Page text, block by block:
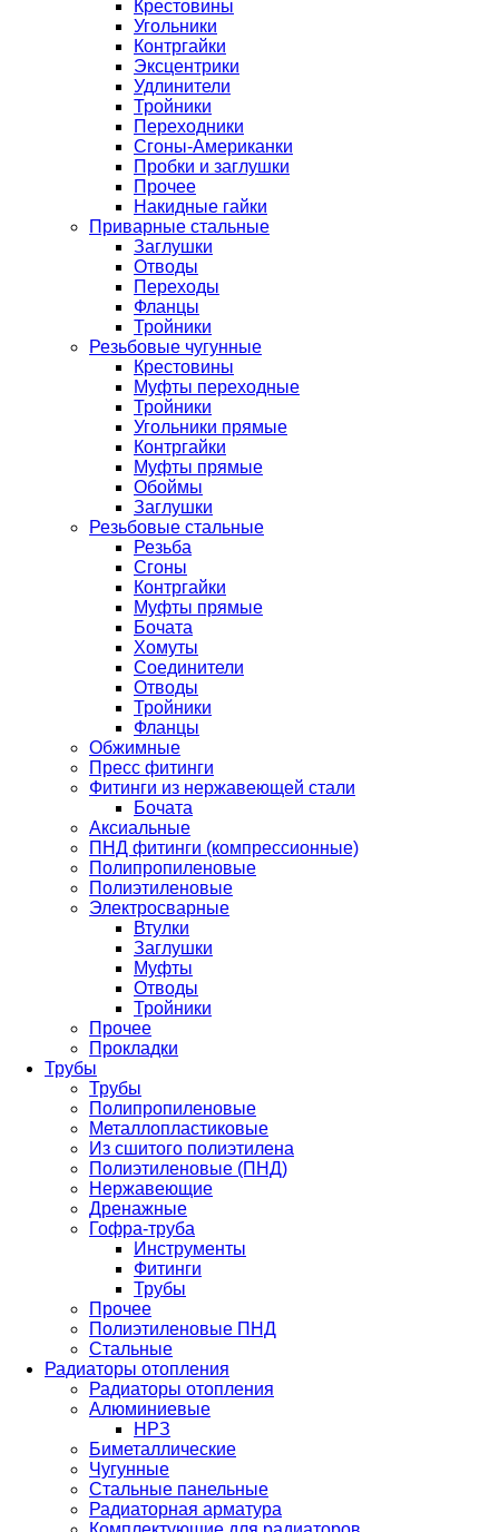
Крестовины
Угольники
Контргайки
Эксцентрики
Удлинители
Тройники
Переходники
Сгоны-Американки
Пробки и заглушки
Прочее
Накидные гайки
Приварные стальные
Заглушки
Отводы
Переходы
Фланцы
Тройники
Резьбовые чугунные
Крестовины
Муфты переходные
Тройники
Угольники прямые
Контргайки
Муфты прямые
Обоймы
Заглушки
Резьбовые стальные
Резьба
Сгоны
Контргайки
Муфты прямые
Бочата
Хомуты
Соединители
Отводы
Тройники
Фланцы
Обжимные
Пресс фитинги
Фитинги из нержавеющей стали
Бочата
Аксиальные
ПНД фитинги (компрессионные)
Полипропиленовые
Полиэтиленовые
Электросварные
Втулки
Заглушки
Муфты
Отводы
Тройники
Прочее
Прокладки
Трубы
Трубы
Полипропиленовые
Металлопластиковые
Из сшитого полиэтилена
Полиэтиленовые (ПНД)
Нержавеющие
Дренажные
Гофра-труба
Инструменты
Фитинги
Трубы
Прочее
Полиэтиленовые ПНД
Стальные
Радиаторы отопления
Радиаторы отопления
Алюминиевые
НРЗ
Биметаллические
Чугунные
Стальные панельные
Радиаторная арматура